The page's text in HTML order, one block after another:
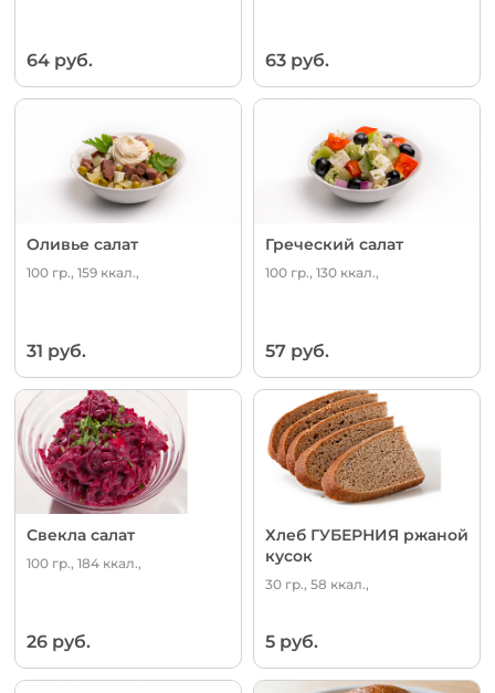
64 руб. 63 руб.
Оливье салат
100 гр., 159 ккал.,
31 руб.
Греческий салат
100 гр., 130 ккал.,
57 руб.
Свекла салат
100 гр., 184 ккал.,
26 руб.
Хлеб ГУБЕРНИЯ ржаной
кусок
30 гр., 58 ккал.,
5 руб.